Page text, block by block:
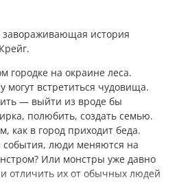
история
городке на окраине леса.
могут встретиться чудовища.
— выйти из вроде бы
полюбить, создать семью.
как в город приходит беда.
люди меняются на
Или монстры уже давно
отличить их от обычных людей